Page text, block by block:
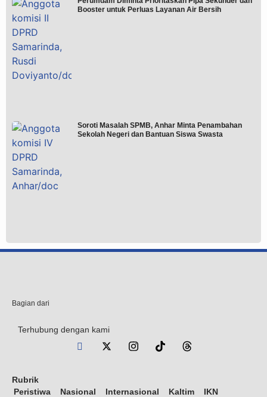
Booster untuk Perluas Layanan Air Bersih
Soroti Masalah SPMB, Anhar Minta Penambahan
Sekolah Negeri dan Bantuan Siswa Swasta
Bagian dari
Terhubung dengan kami
Rubrik
Peristiwa
Nasional Internasional Kaltim
IKN